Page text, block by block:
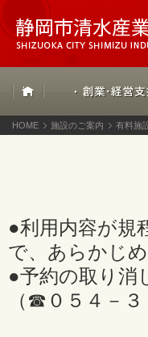
HOME 施設のご案内 有料施
●利用内容が規
で、あらかじ
●予約の取り消
（☎０５４－３